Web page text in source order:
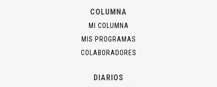
COLUMNA
MI COLUMNA
MIS PROGRAMAS
COLABORADORES
DIARIOS